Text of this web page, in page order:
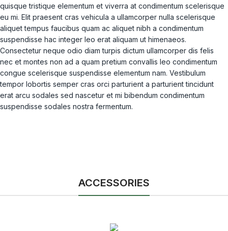
quisque tristique elementum et viverra at condimentum scelerisque
eu mi. Elit praesent cras vehicula a ullamcorper nulla scelerisque
aliquet tempus faucibus quam ac aliquet nibh a condimentum
suspendisse hac integer leo erat aliquam ut himenaeos.
Consectetur neque odio diam turpis dictum ullamcorper dis felis
nec et montes non ad a quam pretium convallis leo condimentum
congue scelerisque suspendisse elementum nam. Vestibulum
tempor lobortis semper cras orci parturient a parturient tincidunt
erat arcu sodales sed nascetur et mi bibendum condimentum
suspendisse sodales nostra fermentum.
ACCESSORIES